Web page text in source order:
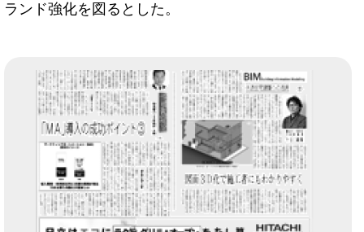
ランド強化を図るとした。